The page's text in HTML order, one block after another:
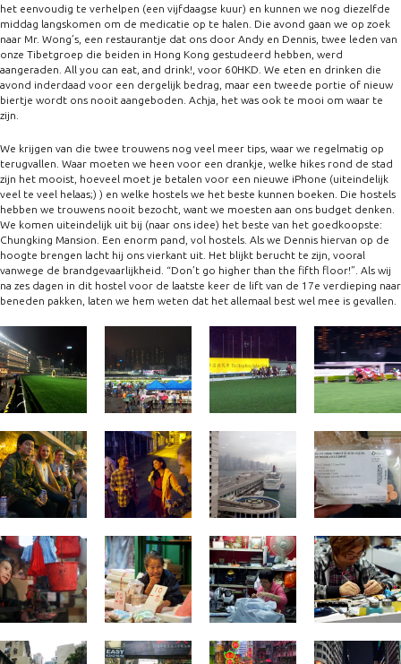
het eenvoudig te verhelpen (een vijfdaagse kuur) en kunnen we nog diezelfde
middag langskomen om de medicatie op te halen. Die avond gaan we op zoek
naar Mr. Wong’s, een restaurantje dat ons door Andy en Dennis, twee leden van
onze Tibetgroep die beiden in Hong Kong gestudeerd hebben, werd
aangeraden. All you can eat, and drink!, voor 60HKD. We eten en drinken die
avond inderdaad voor een dergelijk bedrag, maar een tweede portie of nieuw
biertje wordt ons nooit aangeboden. Achja, het was ook te mooi om waar te
zijn.
We krijgen van die twee trouwens nog veel meer tips, waar we regelmatig op
terugvallen. Waar moeten we heen voor een drankje, welke hikes rond de stad
zijn het mooist, hoeveel moet je betalen voor een nieuwe iPhone (uiteindelijk
veel te veel helaas;) ) en welke hostels we het beste kunnen boeken. Die hostels
hebben we trouwens nooit bezocht, want we moesten aan ons budget denken.
We komen uiteindelijk uit bij (naar ons idee) het beste van het goedkoopste:
Chungking Mansion. Een enorm pand, vol hostels. Als we Dennis hiervan op de
hoogte brengen lacht hij ons vierkant uit. Het blijkt berucht te zijn, vooral
vanwege de brandgevaarlijkheid. “Don’t go higher than the fifth floor!”. Als wij
na zes dagen in dit hostel voor de laatste keer de lift van de 17e verdieping naar
beneden pakken, laten we hem weten dat het allemaal best wel mee is gevallen.